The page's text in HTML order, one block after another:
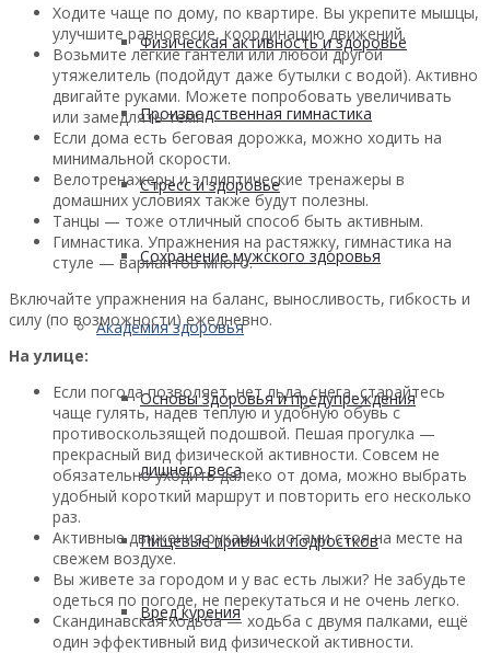
Физическая активность и здоровье
Производственная гимнастика
Стресс и здоровье
Сохранение мужского здоровья
Академия здоровья
Основы здоровья и предупреждения
лишнего веса
Пищевые привычки подростков
Вред курения
Ходите чаще по дому, по квартире. Вы укрепите мышцы,
улучшите равновесие, координацию движений.
Возьмите легкие гантели или любой другой
утяжелитель (подойдут даже бутылки с водой). Активно
двигайте руками. Можете попробовать увеличивать
или замедлять темп.
Если дома есть беговая дорожка, можно ходить на
минимальной скорости.
Велотренажеры и эллиптические тренажеры в
домашних условиях также будут полезны.
Танцы — тоже отличный способ быть активным.
Гимнастика. Упражнения на растяжку, гимнастика на
стуле — вариантов много.
Включайте упражнения на баланс, выносливость, гибкость и
силу (по возможности) ежедневно.
На улице:
Если погода позволяет, нет льда, снега, старайтесь
чаще гулять, надев теплую и удобную обувь с
противоскользящей подошвой. Пешая прогулка —
прекрасный вид физической активности. Совсем не
обязательно уходить далеко от дома, можно выбрать
удобный короткий маршрут и повторить его несколько
раз.
Активные движения руками и ногами стоя на месте на
свежем воздухе.
Вы живете за городом и у вас есть лыжи? Не забудьте
одеться по погоде, не перекутаться и не очень легко.
Скандинавская ходьба — ходьба с двумя палками, ещё
один эффективный вид физической активности.